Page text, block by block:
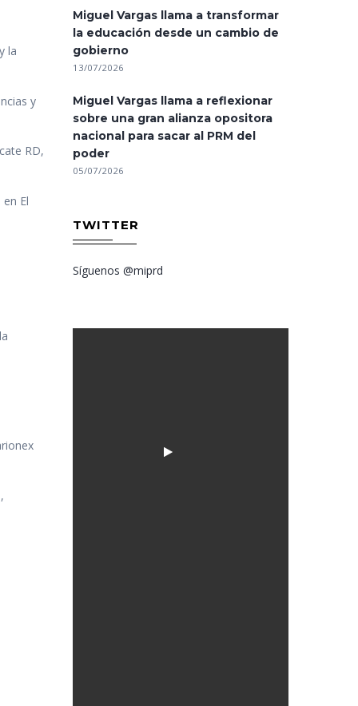
la
y
RD,
El
Miguel Vargas llama a transformar
la educación desde un cambio de
gobierno
13/07/2026
Miguel Vargas llama a reflexionar
sobre una gran alianza opositora
nacional para sacar al PRM del
poder
05/07/2026
TWITTER
Síguenos @miprd